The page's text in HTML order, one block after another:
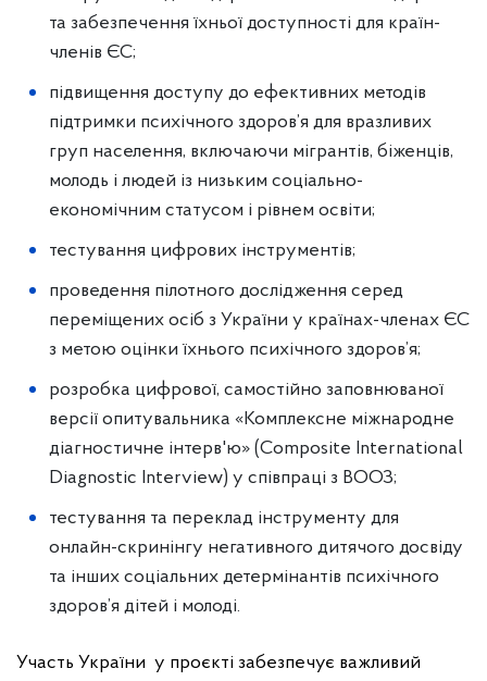
та забезпечення їхньої доступності для країн-
членів ЄС;
підвищення доступу до ефективних методів
підтримки психічного здоров’я для вразливих
груп населення, включаючи мігрантів, біженців,
молодь і людей із низьким соціально-
економічним статусом і рівнем освіти;
тестування цифрових інструментів;
проведення пілотного дослідження серед
переміщених осіб з України у країнах-членах ЄС
з метою оцінки їхнього психічного здоров’я;
розробка цифрової, самостійно заповнюваної
версії опитувальника «Комплексне міжнародне
діагностичне інтерв'ю» (Composite International
Diagnostic Interview) у співпраці з ВООЗ;
тестування та переклад інструменту для
онлайн-скринінгу негативного дитячого досвіду
та інших соціальних детермінантів психічного
здоров’я дітей і молоді.
Участь України у проєкті забезпечує важливий